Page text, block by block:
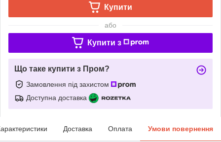
Купити
або
Купити з
Що таке купити з Пром?
Замовлення під захистом
Доступна доставка
Доставка Оплата Умови повернення